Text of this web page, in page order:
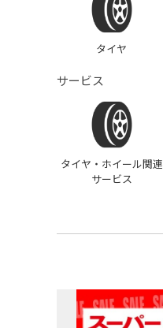
タイヤ
サービス
タイヤ・ホイール関連
サービス